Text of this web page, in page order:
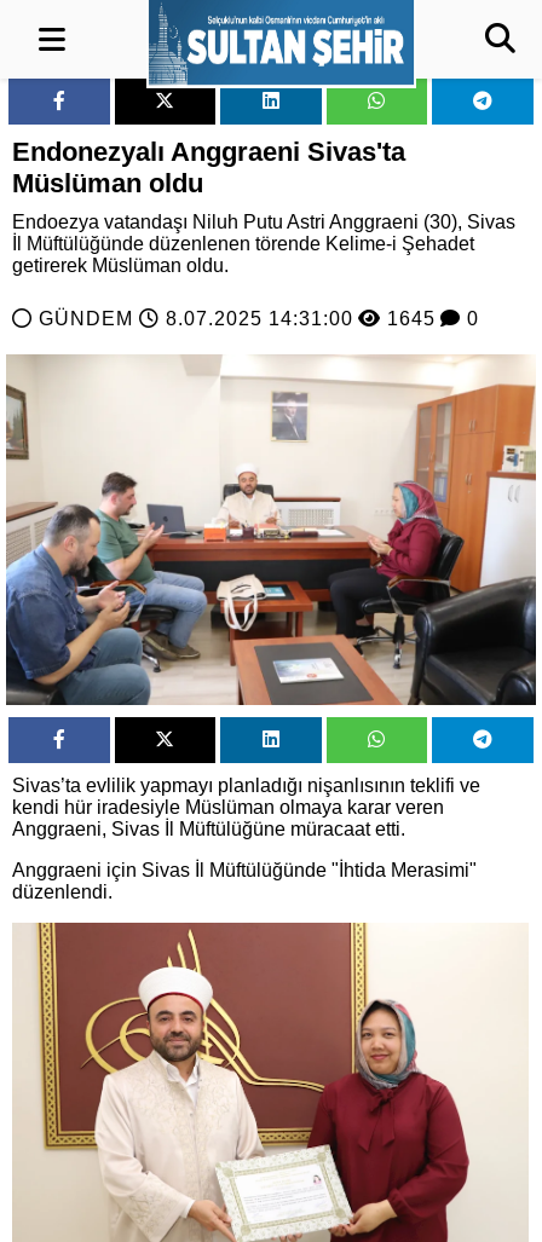
Endonezyalı Anggraeni Sivas'ta
Müslüman oldu
Endoezya vatandaşı Niluh Putu Astri Anggraeni (30), Sivas
İl Müftülüğünde düzenlenen törende Kelime-i Şehadet
getirerek Müslüman oldu.
GÜNDEM 8.07.2025 14:31:00 1645 0
Sivas’ta evlilik yapmayı planladığı nişanlısının teklifi ve
kendi hür iradesiyle Müslüman olmaya karar veren
Anggraeni, Sivas İl Müftülüğüne müracaat etti.
Anggraeni için Sivas İl Müftülüğünde "İhtida Merasimi"
düzenlendi.